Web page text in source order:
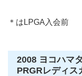
＊はLPGA入会前
2008 ヨコハマ
PRGRレディス